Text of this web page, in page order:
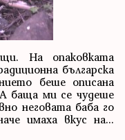
На опаковката
българска
беше описана
баща ми се чудеше
неговата баба го
имаха вкус на...